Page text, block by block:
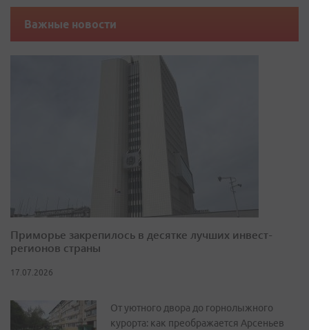
Важные новости
Приморье закрепилось в десятке лучших инвест-
регионов страны
17.07.2026
От уютного двора до горнолыжного
курорта: как преображается Арсеньев